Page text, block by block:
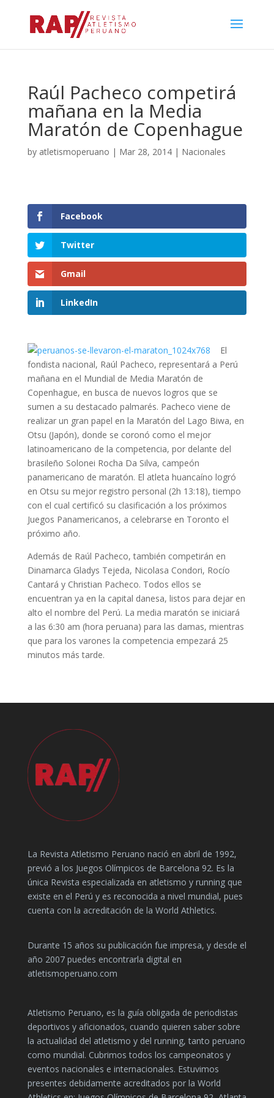
Raúl Pacheco competirá
mañana en la Media
Maratón de Copenhague
by atletismoperuano | Mar 28, 2014| Nacionales
Facebook
Twitter
Gmail
LinkedIn
El
fondista nacional, Raúl Pacheco, representará a Perú
mañana en el Mundial de Media Maratón de
Copenhague, en busca de nuevos logros que se
sumen a su destacado palmarés. Pacheco viene de
realizar un gran papel en la Maratón del Lago Biwa, en
Otsu (Japón), donde se coronó como el mejor
latinoamericano de la competencia, por delante del
brasileño Solonei Rocha Da Silva, campeón
panamericano de maratón. El atleta huancaíno logró
en Otsu su mejor registro personal (2h 13:18), tiempo
con el cual certificó su clasificación a los próximos
Juegos Panamericanos, a celebrarse en Toronto el
próximo año.
Además de Raúl Pacheco, también competirán en
Dinamarca Gladys Tejeda, Nicolasa Condori, Rocío
Cantará y Christian Pacheco. Todos ellos se
encuentran ya en la capital danesa, listos para dejar en
alto el nombre del Perú. La media maratón se iniciará
a las 6:30 am (hora peruana) para las damas, mientras
que para los varones la competencia empezará 25
minutos más tarde.
La Revista Atletismo Peruano nació en abril de 1992,
previó a los Juegos Olímpicos de Barcelona 92. Es la
única Revista especializada en atletismo y running que
existe en el Perú y es reconocida a nivel mundial, pues
cuenta con la acreditación de la World Athletics.
Durante 15 años su publicación fue impresa, y desde el
año 2007 puedes encontrarla digital en
atletismoperuano.com
Atletismo Peruano, es la guía obligada de periodistas
deportivos y aficionados, cuando quieren saber sobre
la actualidad del atletismo y del running, tanto peruano
como mundial. Cubrimos todos los campeonatos y
eventos nacionales e internacionales. Estuvimos
presentes debidamente acreditados por la World